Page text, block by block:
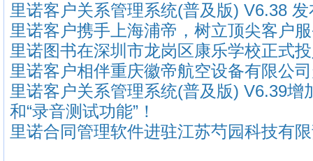
里诺客户关系管理系统(普及版) V6.38
里诺客户携手上海浦帝，树立顶尖客户
里诺图书在深圳市龙岗区康乐学校正式
里诺客户相伴重庆徽帝航空设备有限公
里诺客户关系管理系统(普及版) V6.39增
和“录音测试功能”！
里诺合同管理软件进驻江苏芍园科技有